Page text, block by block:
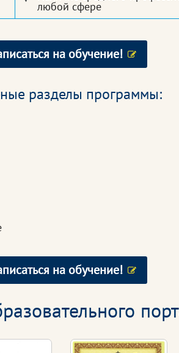
любой сфере
на обучение!
разделы программы:
на обучение!